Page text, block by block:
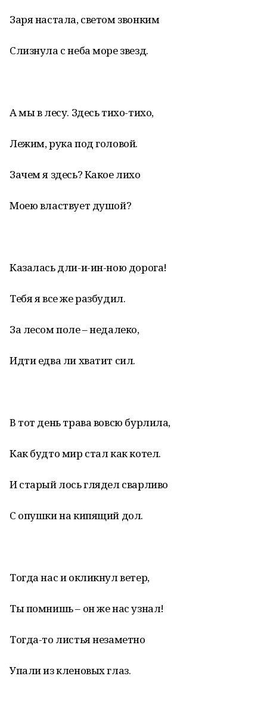
Заря настала, светом звонким
Слизнула с неба море звезд.
А мы в лесу. Здесь тихо-тихо,
Лежим, рука под головой.
Зачем я здесь? Какое лихо
Моею властвует душой?
Казалась дли-и-ин-ною дорога!
Тебя я все же разбудил.
За лесом поле – недалеко,
Идти едва ли хватит сил.
В тот день трава вовсю бурлила,
Как будто мир стал как котел.
И старый лось глядел сварливо
С опушки на кипящий дол.
Тогда нас и окликнул ветер,
Ты помнишь – он же нас узнал!
Тогда-то листья незаметно
Упали из кленовых глаз.